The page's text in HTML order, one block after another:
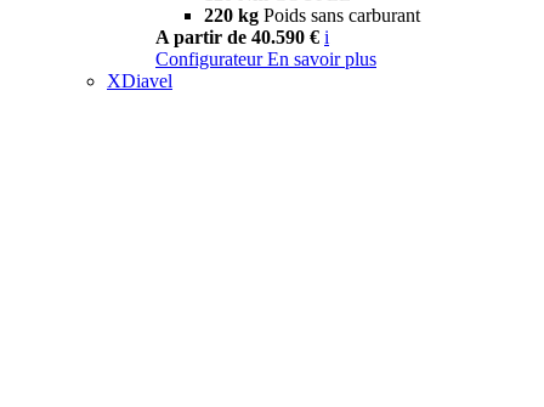
220 kg Poids sans carburant
A partir de 40.590 € i
Configurateur En savoir plus
XDiavel